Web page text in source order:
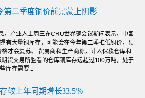
第二季度铜价前景蒙上阴影
，产业人士周三在CRU世界铜会议期间表示，中国
有大量铜库存，可能会在今年第二季推低铜价，预
才会复苏。 贸易商和生产商称，计入保税仓库和
货交易所监看的仓库铜库存远超过100万吨，处于
库存需要...
较上年同期增长33.5％